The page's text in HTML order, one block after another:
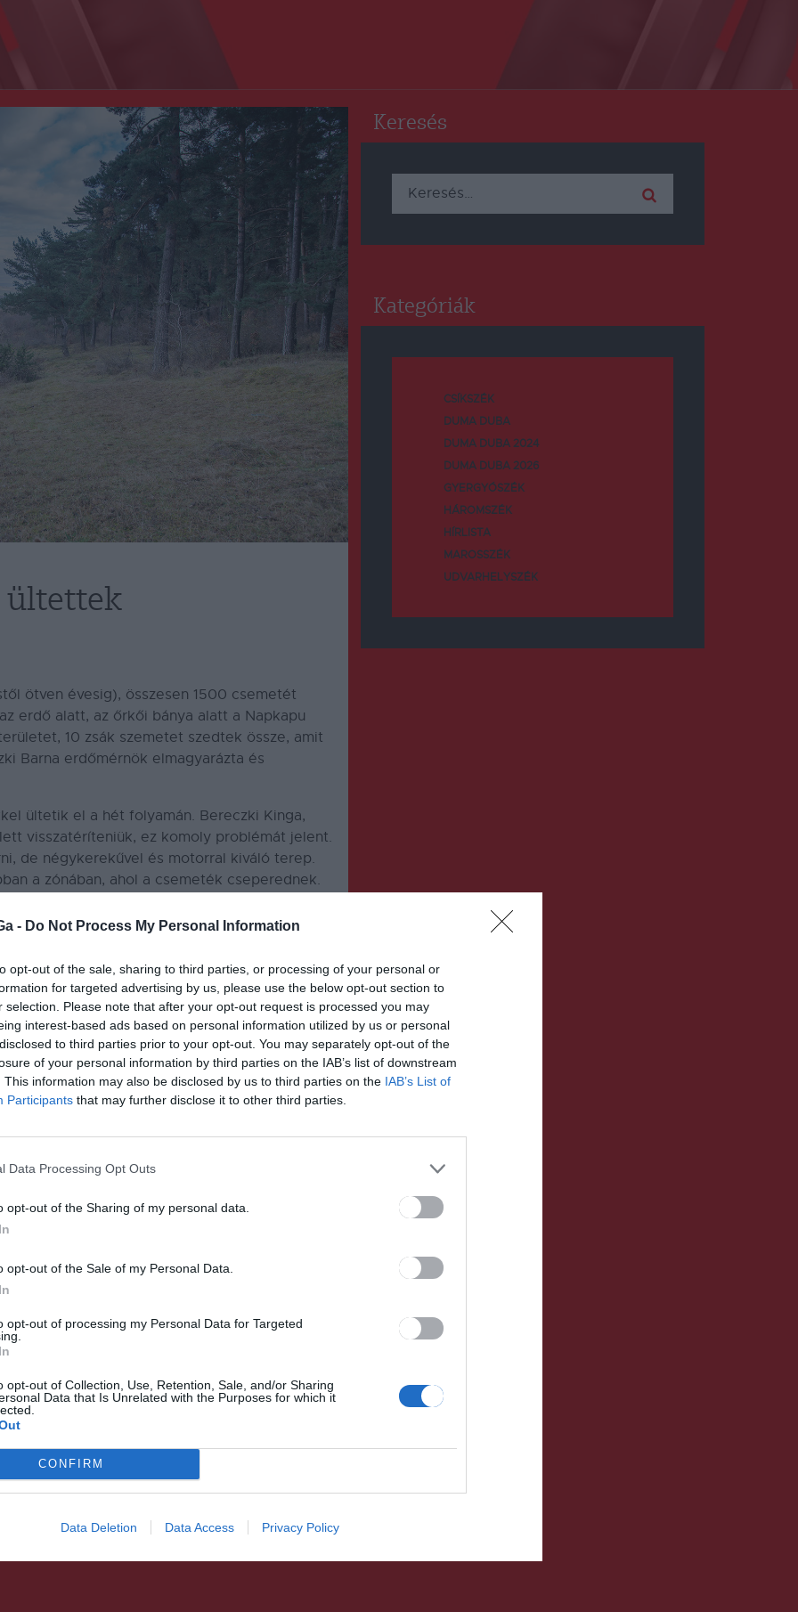
- Do Not Process My Personal Information
opt-out of the sale, sharing to third parties, or processing of your personal or
for targeted advertising by us, please use the below opt-out section to
selection. Please note that after your opt-out request is processed you may
interest-based ads based on personal information utilized by us or personal
to third parties prior to your opt-out. You may separately opt-out of the
of your personal information by third parties on the IAB’s list of downstream
This information may also be disclosed by us to third parties on the IAB’s List of
Participants that may further disclose it to other third parties.
Data Processing Opt Outs
opt-out of the Sharing of my personal data.
opt-out of the Sale of my Personal Data.
opt-out of processing my Personal Data for Targeted
opt-out of Collection, Use, Retention, Sale, and/or Sharing
Data that Is Unrelated with the Purposes for which it
CONFIRM
Data Deletion Data Access Privacy Policy
ültettek
ötven évesig), összesen 1500 csemetét
erdő alatt, az őrkői bánya alatt a Napkapu
10 zsák szemetet szedtek össze, amit
Barna erdőmérnök elmagyarázta és
ültetik el a hét folyamán. Bereczki Kinga,
visszatéríteniük, ez komoly problémát jelent.
de négykerekűvel és motorral kiváló terep.
a zónában, ahol a csemeték cseperednek.
elhelyezni, de addig is fontos, hogy
KÖVETKEZŐ BEJEGYZÉS
Ismét lesz Székely Vágta, de
Duba – Találkozunk a
Keresés
Keresés:
Kategóriák
CSÍKSZÉK
DUMA DUBA
DUMA DUBA 2024
DUMA DUBA 2026
GYERGYÓSZÉK
HÁROMSZÉK
HÍRLISTA
MAROSSZÉK
UDVARHELYSZÉK